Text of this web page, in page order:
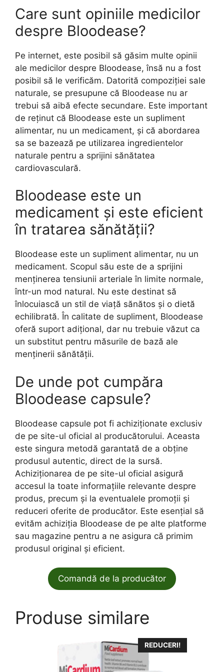
Care sunt opiniile medicilor
despre Bloodease?
Pe internet, este posibil să găsim multe opinii
ale medicilor despre Bloodease, însă nu a fost
posibil să le verificăm. Datorită compoziției sale
naturale, se presupune că Bloodease nu ar
trebui să aibă efecte secundare. Este important
de reținut că Bloodease este un supliment
alimentar, nu un medicament, și că abordarea
sa se bazează pe utilizarea ingredientelor
naturale pentru a sprijini sănătatea
cardiovasculară.
Bloodease este un
medicament și este eficient
în tratarea sănătății?
Bloodease este un supliment alimentar, nu un
medicament. Scopul său este de a sprijini
menținerea tensiunii arteriale în limite normale,
într-un mod natural. Nu este destinat să
înlocuiască un stil de viață sănătos și o dietă
echilibrată. În calitate de supliment, Bloodease
oferă suport adițional, dar nu trebuie văzut ca
un substitut pentru măsurile de bază ale
menținerii sănătății.
De unde pot cumpăra
Bloodease capsule?
Bloodease capsule pot fi achiziționate exclusiv
de pe site-ul oficial al producătorului. Aceasta
este singura metodă garantată de a obține
produsul autentic, direct de la sursă.
Achiziționarea de pe site-ul oficial asigură
accesul la toate informațiile relevante despre
produs, precum și la eventualele promoții și
reduceri oferite de producător. Este esențial să
evităm achiziția Bloodease de pe alte platforme
sau magazine pentru a ne asigura că primim
produsul original și eficient.
Comandă de la producător
Produse similare
REDUCERI!